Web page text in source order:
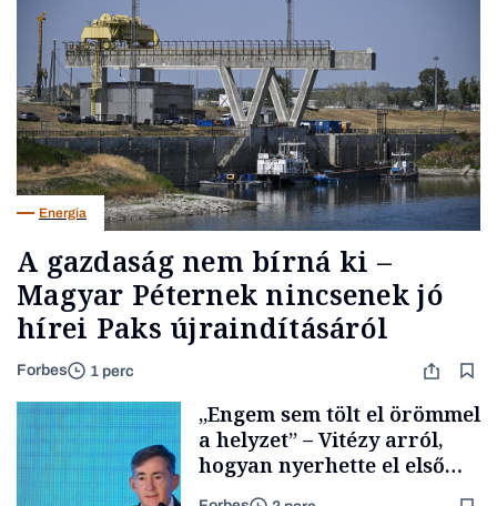
Energia
A gazdaság nem bírná ki –
Magyar Péternek nincsenek jó
hírei Paks újraindításáról
Forbes 1 perc
„Engem sem tölt el örömmel
a helyzet” – Vitézy arról,
hogyan nyerhette el első
tenderét Mészárosék cége a